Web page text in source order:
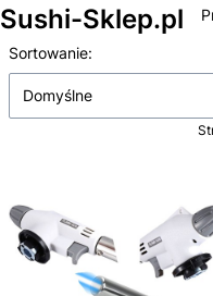
Sushi-Sklep.pl
Lista produktów
Sortowanie:
Domyślne